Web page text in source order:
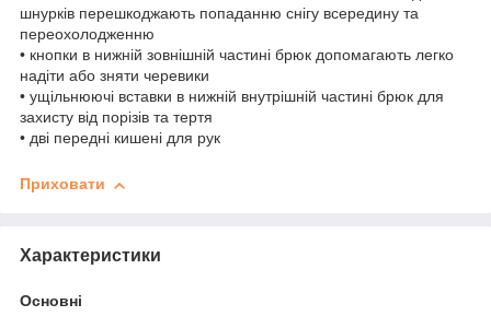
шнурків перешкоджають попаданню снігу всередину та
переохолодженню
• кнопки в нижній зовнішній частині брюк допомагають легко
надіти або зняти черевики
• ущільнюючі вставки в нижній внутрішній частині брюк для
захисту від порізів та тертя
• дві передні кишені для рук
Приховати
Характеристики
Основні